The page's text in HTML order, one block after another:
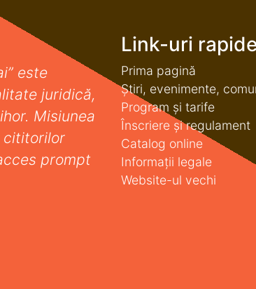
este
juridică,
Misiunea
cititorilor
prompt
Link-uri
Prima pagină
Știri, evenimente,
Program și tarife
Înscriere și regulament
Catalog online
Informații legale
Website-ul vechi